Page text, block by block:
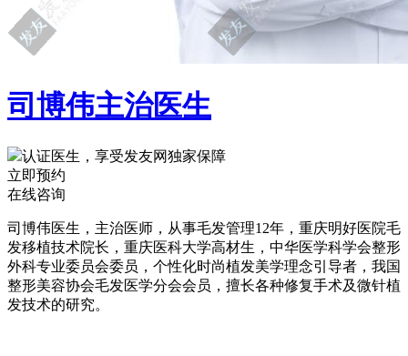
司博伟主治医生
认证医生，享受发友网独家保障
立即预约
在线咨询
司博伟医生，主治医师，从事毛发管理12年，重庆明好医院毛
发移植技术院长，重庆医科大学高材生，中华医学科学会整形
外科专业委员会委员，个性化时尚植发美学理念引导者，我国
整形美容协会毛发医学分会会员，擅长各种修复手术及微针植
发技术的研究。